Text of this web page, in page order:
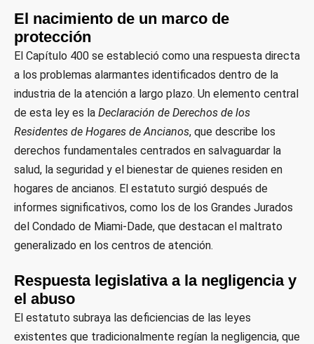
El nacimiento de un marco de
protección
El Capítulo 400 se estableció como una respuesta directa
a los problemas alarmantes identificados dentro de la
industria de la atención a largo plazo. Un elemento central
de esta ley es la Declaración de Derechos de los
Residentes de Hogares de Ancianos, que describe los
derechos fundamentales centrados en salvaguardar la
salud, la seguridad y el bienestar de quienes residen en
hogares de ancianos. El estatuto surgió después de
informes significativos, como los de los Grandes Jurados
del Condado de Miami-Dade, que destacan el maltrato
generalizado en los centros de atención.
Respuesta legislativa a la negligencia y
el abuso
El estatuto subraya las deficiencias de las leyes
existentes que tradicionalmente regían la negligencia, que